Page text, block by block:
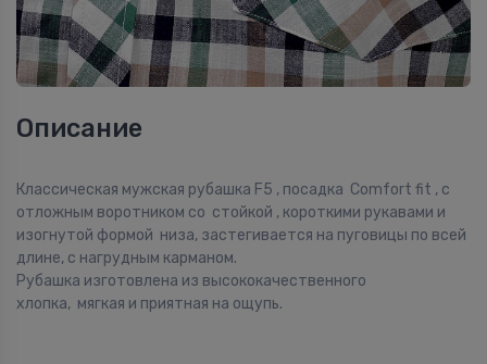
Описание
Классическая мужская рубашка F5 , посадка Comfort fit , с
отложным воротником со стойкой , короткими рукавами и
изогнутой формой низа, застегивается на пуговицы по всей
длине, с нагрудным карманом.
Рубашка изготовлена из высококачественного
хлопка, мягкая и приятная на ощупь.